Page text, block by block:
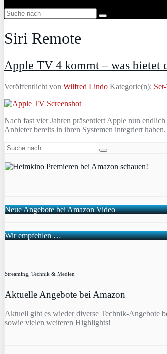
Siri Remote
Apple TV 4 kommt – was bietet
Veröffentlicht von Wilfred Lindo Kategorie(n):
Nach fast vier Jahren präsentiert Apple nun
Anbieter bereits in ihren Systemen integriert
Neue Angebote bei Amazon Video
Wir empfehlen …
Streaming, Technik & Medien
Aktuelle Angebote bei Amazon
Aktuell gibt es wieder diverse Technik-Angebote
sowie vielen weiteren Highlights!